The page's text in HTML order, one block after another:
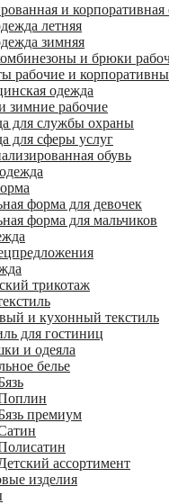
и корпоративная
летняя
зимняя
и брюки
рабочие и
одежда
зимние рабочие
для службы охраны
для сферы услуг
обувь
форма для девочек
форма для мальчиков
трикотаж
и кухонный текстиль
для гостиниц
и одеяла
белье
премиум
ассортимент
изделия